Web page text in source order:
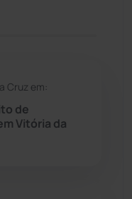
Cruz em:
de
Vitória da